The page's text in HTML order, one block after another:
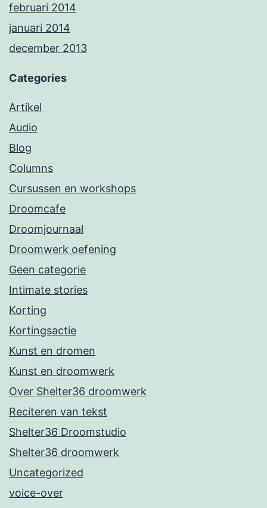
februari 2014
januari 2014
december 2013
Categories
Artikel
Audio
Blog
Columns
Cursussen en workshops
Droomcafe
Droomjournaal
Droomwerk oefening
Geen categorie
Intimate stories
Korting
Kortingsactie
Kunst en dromen
Kunst en droomwerk
Over Shelter36 droomwerk
Reciteren van tekst
Shelter36 Droomstudio
Shelter36 droomwerk
Uncategorized
voice-over